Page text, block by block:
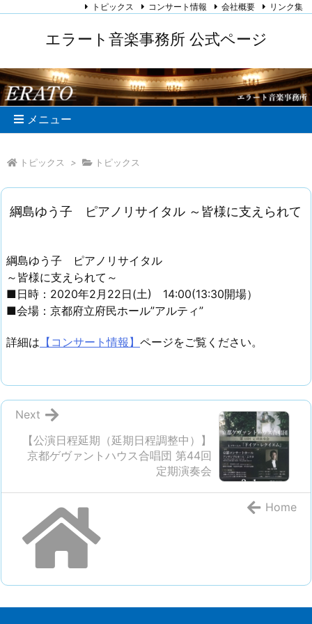
エラート音楽事務所 公式ページ
メニュー
トピックス コンサート情報 会社概要 リンク集
トピックス > トピックス
綱島ゆう子 ピアノリサイタル ～皆様に支えられて
綱島ゆう子 ピアノリサイタル
～皆様に支えられて～
■日時：2020年2月22日(土) 14:00(13:30開場）
■会場：京都府立府民ホール”アルティ”
詳細は 【コンサート情報】 ページをご覧ください。
【公演日程延期（延期日程調整中）】
京都ゲヴァントハウス合唱団 第44回
定期演奏会
Next
Home